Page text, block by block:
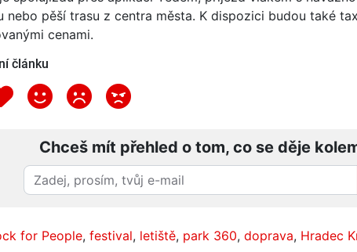
nebo pěší trasu z centra města. K dispozici budou také
cenami.
článku
Chceš mít přehled o tom, co se děje
for People, festival, letiště, park 360, doprava, Hradec